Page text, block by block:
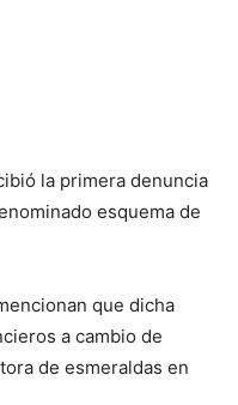
la primera denuncia
esquema de
que dicha
a cambio de
de esmeraldas en